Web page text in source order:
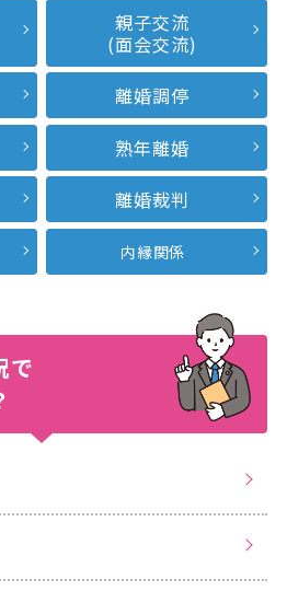
親子交流
(面会交流)
離婚調停
熟年離婚
離婚裁判
内縁関係
で